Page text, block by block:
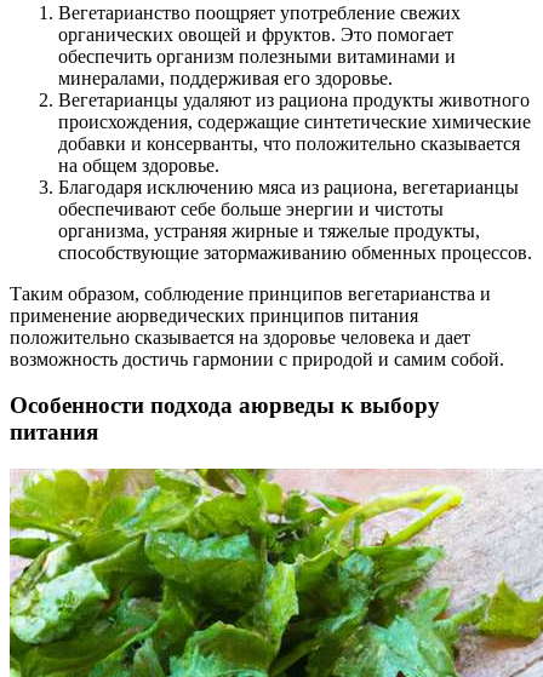
Вегетарианство поощряет употребление свежих
органических овощей и фруктов. Это помогает
обеспечить организм полезными витаминами и
минералами, поддерживая его здоровье.
Вегетарианцы удаляют из рациона продукты животного
происхождения, содержащие синтетические химические
добавки и консерванты, что положительно сказывается
на общем здоровье.
Благодаря исключению мяса из рациона, вегетарианцы
обеспечивают себе больше энергии и чистоты
организма, устраняя жирные и тяжелые продукты,
способствующие затормаживанию обменных процессов.
Таким образом, соблюдение принципов вегетарианства и
применение аюрведических принципов питания
положительно сказывается на здоровье человека и дает
возможность достичь гармонии с природой и самим собой.
Особенности подхода аюрведы к выбору
питания